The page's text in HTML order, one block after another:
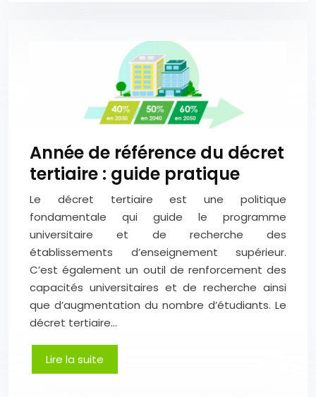
Année de référence du décret
tertiaire : guide pratique
Le décret tertiaire est une politique
fondamentale qui guide le programme
universitaire et de recherche des
établissements d’enseignement supérieur.
C’est également un outil de renforcement des
capacités universitaires et de recherche ainsi
que d’augmentation du nombre d’étudiants. Le
décret tertiaire…
Lire la suite